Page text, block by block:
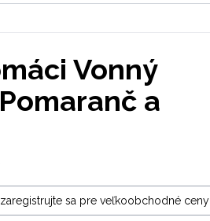
Vonný
a
sa pre veľkoobchodné ceny